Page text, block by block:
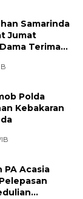
Samarinda
Jumat
Terima
Polda
Kebakaran
PA Acasia